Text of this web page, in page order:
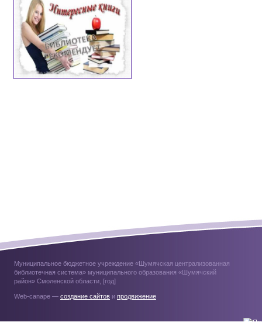
Муниципальное бюджетное учреждение «Шумячская централизованная
библиотечная система» муниципального образования «Шумячский
район» Смоленской области, [год]
Web-canape — создание сайтов и продвижение